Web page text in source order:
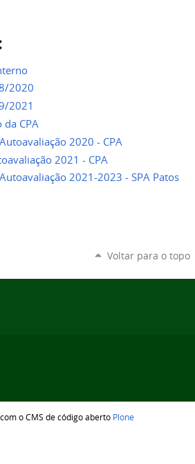
2020
2021
da CPA
2020 - CPA
2021 - CPA
2021-2023 - SPA Patos
Voltar para o topo
o CMS de código aberto Plone